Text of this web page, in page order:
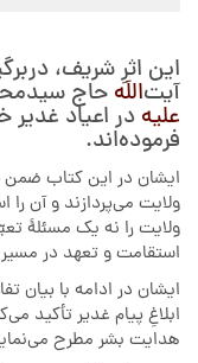
این اثرِ شریف،
آیت‌اللَه حاج
علیه در اعیاد
فرموده‌اند.
ایشان در این کتاب
ولایت می‌پردازند و آن
ولایت را نه یک مسئلۀ
استقامت و تعهد در
ایشان در ادامه با بیان
ابلاغِ پیام غدیر تأکید
هدایت بشر مطرح